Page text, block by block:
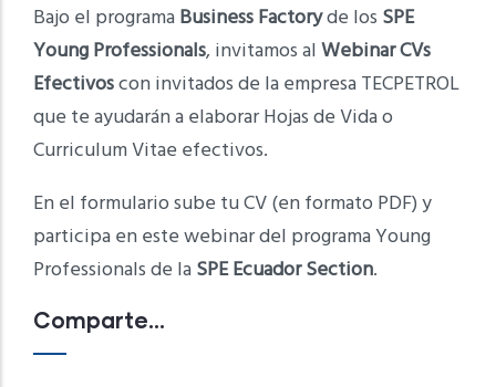
Bajo el programaBusiness Factoryde los SPE
Young Professionals, invitamos alWebinar CVs
Efectivoscon invitados de la empresa TECPETROL
que te ayudarán a elaborar Hojas de Vida o
Curriculum Vitae efectivos.
En el formulario sube tu CV (en formato PDF) y
participa en este webinar del programa Young
Professionals de laSPE Ecuador Section.
Comparte...